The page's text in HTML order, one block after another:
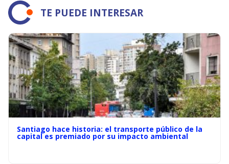
TE PUEDE INTERESAR
Santiago hace historia: el transporte público de la
capital es premiado por su impacto ambiental